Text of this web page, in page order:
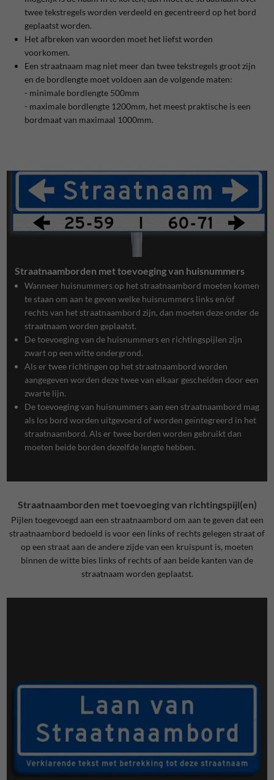
twee tekstregels worden verdeeld en gecentreerd op het bord
geplaatst worden.
Het afbreken van woorden moet het liefst worden
voorkomen.
Een straatnaam mag niet meer dan twee tekstregels groot zijn
en de bordlengte moet voldoen aan de volgende maten:
- minimale bordlengte 500mm
- maximale bordlengte 1200mm, het meest praktische is een
bordmaat van maximaal 1000mm.
Straatnaamborden met toevoeging van huisnummers
Wanneer huisnummers op het straatnaambord moeten komen
te staan om aan te geven welke huisnummers links en/of
rechts van het straatnaambord zijn, dan moeten deze onder de
straatnaam worden geplaatst.
De toevoeging van de huisnummers en richtingspijlen zijn
zwart op een witte ondergrond.
Als er twee richtingen op het straatnaambord worden
aangegeven worden deze twee van elkaar gescheiden door een
zwarte lijn.
De toevoeging van huisnummers aan een straatnaambord mag
als los bord worden uitgevoerd of worden geïntegreerd in het
straatnaambord. Als er twee borden worden gebruikt dan
moeten beide borden dezelfde lengte hebben.
Straatnaamborden met toevoeging van richtingspijl(en)
Pijlen toegevoegd aan een straatnaambord om aan te geven dat een
straatnaambord bedoeld is voor een links of rechts gelegen straat of
op een straat aan de andere zijde van een kruispunt is, moeten
binnen de witte bies links of rechts of aan beide kanten van de
straatnaam worden geplaatst.